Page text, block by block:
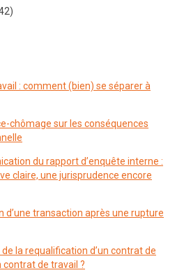
: comment (bien) se séparer à
chômage sur les conséquences
du rapport d’enquête interne :
claire, une jurisprudence encore
d’une transaction après une rupture
la requalification d’un contrat de
de travail ?